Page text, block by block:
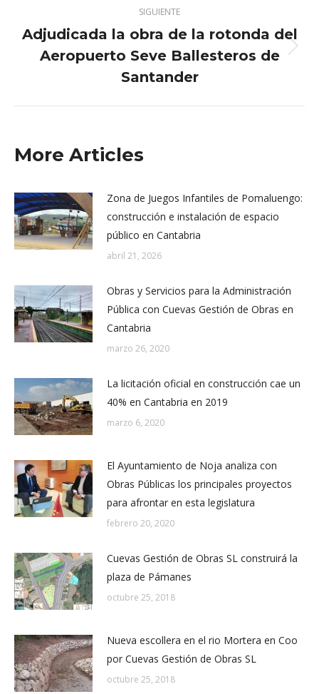
SIGUIENTE
Publicación
siguiente:
Adjudicada la obra de la rotonda del
Aeropuerto Seve Ballesteros de
Santander
More Articles
Zona de Juegos Infantiles de Pomaluengo:
construcción e instalación de espacio
público en Cantabria
abril 21, 2026
Obras y Servicios para la Administración
Pública con Cuevas Gestión de Obras en
Cantabria
marzo 26, 2020
La licitación oficial en construcción cae un
40% en Cantabria en 2019
marzo 6, 2020
El Ayuntamiento de Noja analiza con
Obras Públicas los principales proyectos
para afrontar en esta legislatura
febrero 20, 2020
Cuevas Gestión de Obras SL construirá la
plaza de Pámanes
octubre 25, 2018
Nueva escollera en el rio Mortera en Coo
por Cuevas Gestión de Obras SL
octubre 25, 2018